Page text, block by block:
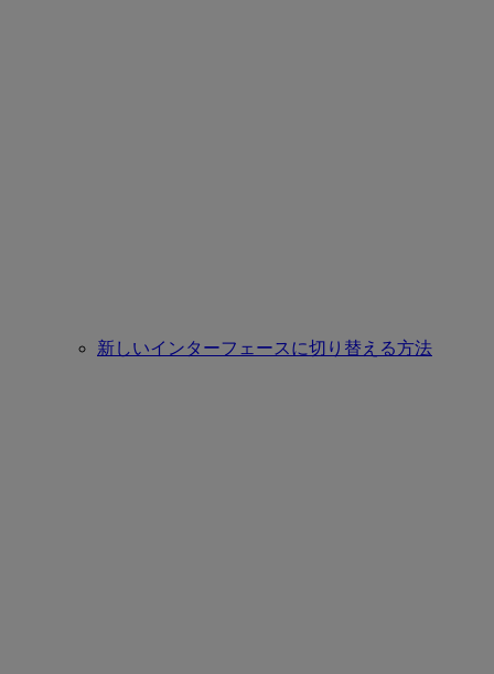
新しいインターフェースに切り替える方法